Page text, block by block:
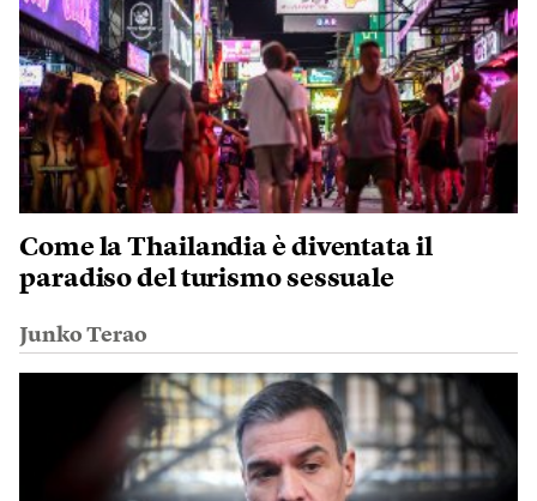
Come la Thailandia è diventata il
paradiso del turismo sessuale
Junko Terao